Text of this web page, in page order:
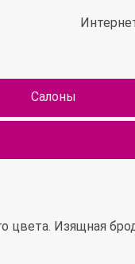
Салоны
цвета. Изящная